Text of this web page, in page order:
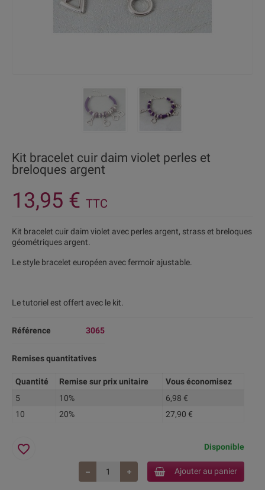
Kit bracelet cuir daim violet perles et
breloques argent
13,95 € TTC
Kit bracelet cuir daim violet avec perles argent, strass et breloques
géométriques argent.
Le style bracelet européen avec fermoir ajustable.
Le tutoriel est offert avec le kit.
Référence 3065
Remises quantitatives
Quantité Remise sur prix unitaire
Vous économisez
5
10%
6,98 €
10
20% 27,90 €
Disponible
Ajouter au panier
favorite_border